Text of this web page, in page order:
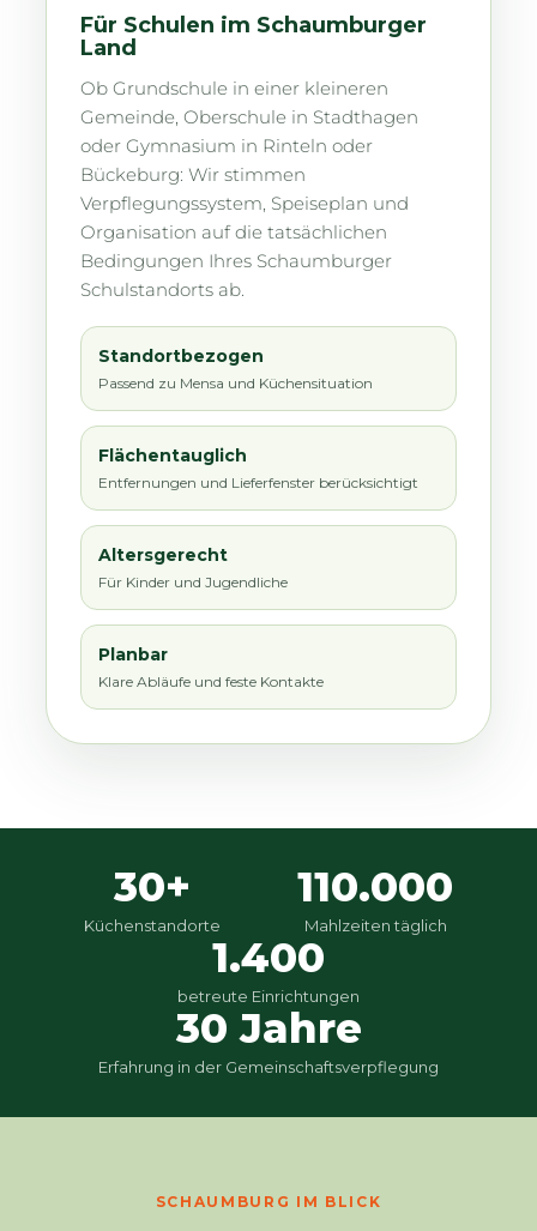
Für Schulen im Schaumburger
Land
Ob Grundschule in einer kleineren
Gemeinde, Oberschule in Stadthagen
oder Gymnasium in Rinteln oder
Bückeburg: Wir stimmen
Verpflegungssystem, Speiseplan und
Organisation auf die tatsächlichen
Bedingungen Ihres Schaumburger
Schulstandorts ab.
Standortbezogen
Passend zu Mensa und Küchensituation
Flächentauglich
Entfernungen und Lieferfenster berücksichtigt
Altersgerecht
Für Kinder und Jugendliche
Planbar
Klare Abläufe und feste Kontakte
30+
Küchenstandorte
110.000
Mahlzeiten täglich
1.400
betreute Einrichtungen
30 Jahre
Erfahrung in der Gemeinschaftsverpflegung
SCHAUMBURG IM BLICK